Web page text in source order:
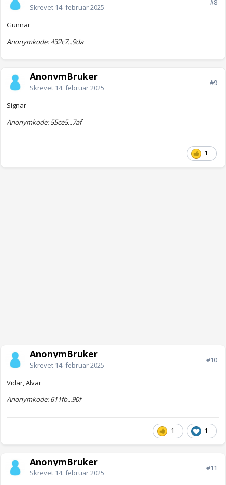
Skrevet 14. februar 2025
#8
Gunnar
Anonymkode: 432c7...9da
AnonymBruker
Skrevet 14. februar 2025
#9
Signar
Anonymkode: 55ce5...7af
1
AnonymBruker
Skrevet 14. februar 2025
#10
Vidar, Alvar
Anonymkode: 611fb...90f
1 1
AnonymBruker
Skrevet 14. februar 2025
#11